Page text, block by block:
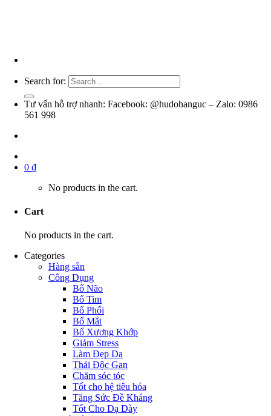
Search for:
Tư vấn hỗ trợ nhanh: Facebook: @hudohanguc – Zalo: 0986
561 998
0 ₫
No products in the cart.
Cart
No products in the cart.
Categories
Hàng sẵn
Công Dụng
Bổ Não
Bổ Tim
Bổ Phổi
Bổ Mắt
Bổ Xương Khớp
Giảm Stress
Làm Đẹp Da
Thải Độc Gan
Chăm sóc tóc
Tốt cho hệ tiêu hóa
Tăng Sức Đề Kháng
Tốt Cho Dạ Dày